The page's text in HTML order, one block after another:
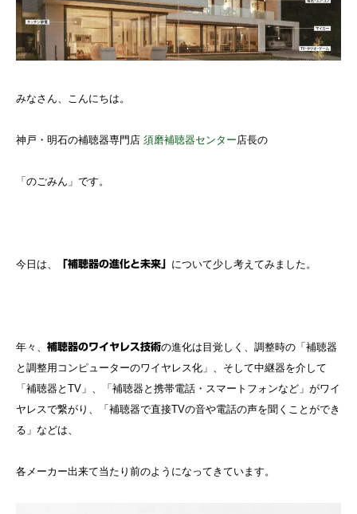
みなさん、こんにちは。
神戸・明石の補聴器専門店 須磨補聴器センター店長の
「のごみん」です。
今日は、 「補聴器の進化と未来」 について少し考えてみました。
年々、 補聴器のワイヤレス技術の進化は目覚しく、調整時の「補聴器
と調整用コンピューターのワイヤレス化」、そして中継器を介して
「補聴器とTV」、「補聴器と携帯電話・スマートフォンなど」がワイ
ヤレスで繋がり、「補聴器で直接TVの音や電話の声を聞くことができ
る」などは、
各メーカー出来て当たり前のようになってきています。